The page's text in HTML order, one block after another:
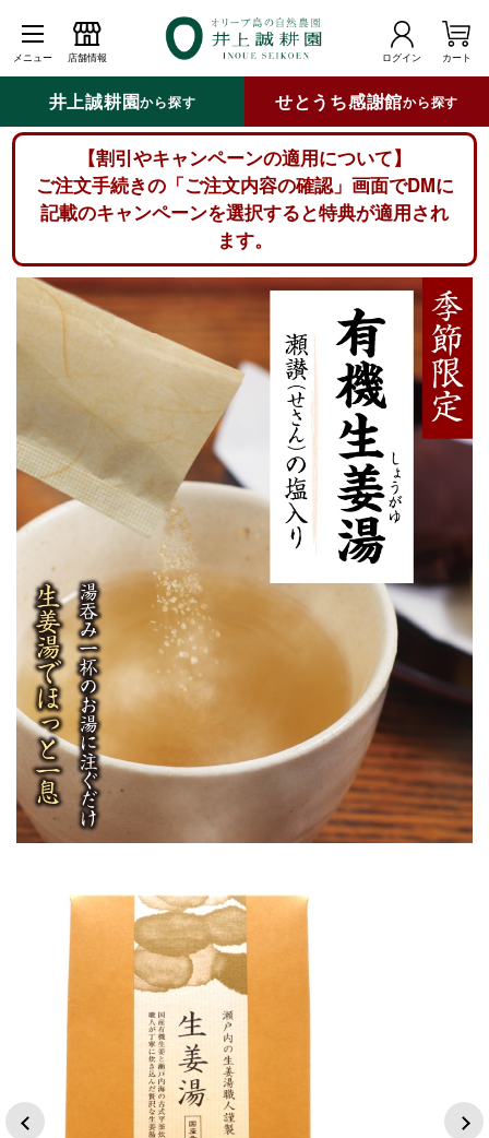
メニュー 店舗情報 ログイン カート
井上誠耕園から探す せとうち感謝館から探す
【割引やキャンペーンの適用について】
ご注文手続きの「ご注文内容の確認」画面でDMに
記載のキャンペーンを選択すると特典が適用され
ます。